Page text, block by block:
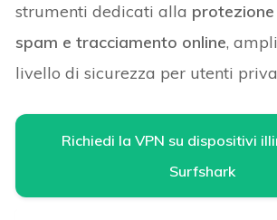
strumenti dedicati alla
spam e tracciamento online,
livello di sicurezza per utenti
Richiedi la VPN su dispositivi
Surfshark